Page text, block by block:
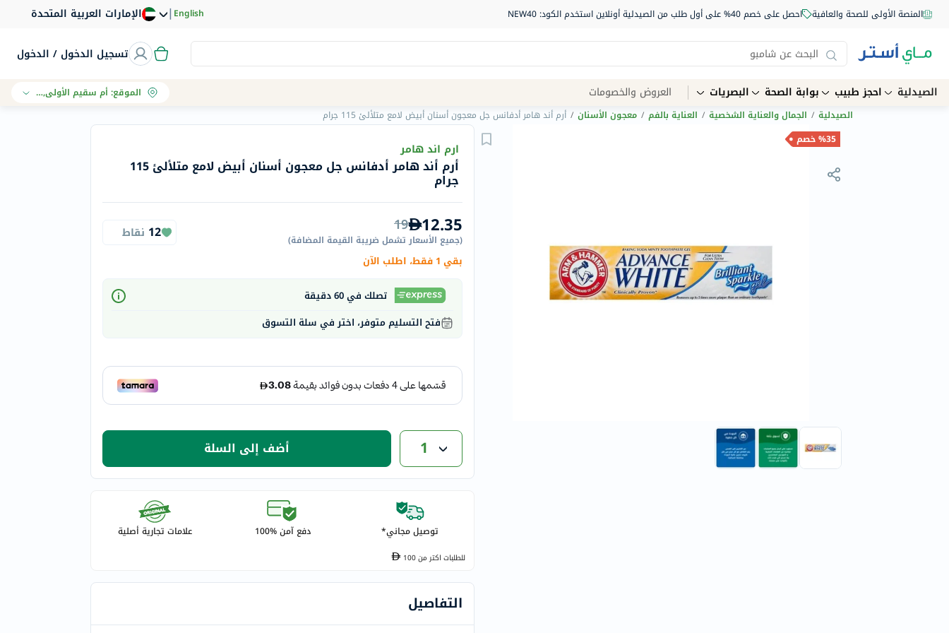
المنصة الأولى للصحة والعافية احصل على خصم 40% على أول طلب من الصيدلية أونلاين استخدم الكود: NEW40 الإمارات العربية المتحدة |English
تسجيل الدخول / الدخول
Navigation
الصيدلية
الماركات
Humantara
carroten
betadine
eucerin
bioderma
now
dymatize
isdin
priorin
blueberry-
naturals
bepanthen
الصيدلية احجز طبيب بوابة الصحة البصريات العروض والخصومات الموقع:أم سقيم الأولى, دبي
الصيدلية / الجمال والعناية الشخصية / العناية بالفم / معجون الأسنان / أرم أند هامر أدفانس جل معجون أسنان أبيض لامع متلألئ 115 جرام
%35 خصم
ارم اند هامر
أرم أند هامر أدفانس جل معجون أسنان أبيض لامع متلألئ 115
جرام
12.35
19
(جميع الأسعار تشمل ضريبة القيمة المضافة)
12 نقاط
بقي 1 فقط، اطلب الآن
تصلك في 60 دقيقة
فتح التسليم متوفر، اختر في سلة التسوق
1 أضف إلى السلة
توصيل مجاني* دفع آمن %100 علامات تجارية أصلية
للطلبات اكتر من100
التفاصيل